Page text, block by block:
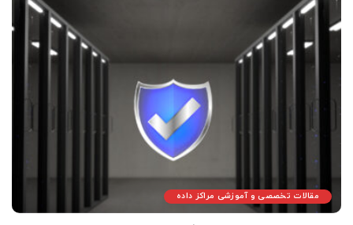
مقالات تخصصی و آموزشی مراکز داده